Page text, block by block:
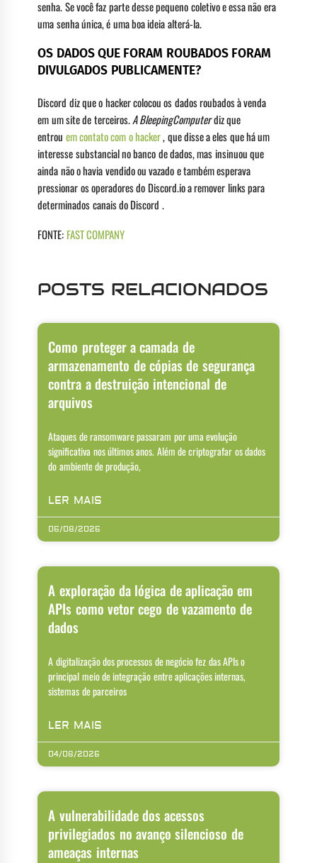
senha. Se você faz parte desse pequeno coletivo e essa não era
uma senha única, é uma boa ideia alterá-la.
OS DADOS QUE FORAM ROUBADOS FORAM
DIVULGADOS PUBLICAMENTE?
Discord diz que o hacker colocou os dados roubados à venda
em um site de terceiros.A BleepingComputerdiz que
entrou em contato com o hacker, que disse a eles que há um
interesse substancial no banco de dados, mas insinuou que
ainda não o havia vendido ou vazado e também esperava
pressionar os operadores do Discord.io a remover links para
determinados canais do Discord .
FONTE: FAST COMPANY
POSTS RELACIONADOS
Como proteger a camada de
armazenamento de cópias de segurança
contra a destruição intencional de
arquivos
Ataques de ransomware passaram por uma evolução
significativa nos últimos anos. Além de criptografar os dados
do ambiente de produção,
LER MAIS
06/08/2026
A exploração da lógica de aplicação em
APIs como vetor cego de vazamento de
dados
A digitalização dos processos de negócio fez das APIs o
principal meio de integração entre aplicações internas,
sistemas de parceiros
LER MAIS
04/08/2026
A vulnerabilidade dos acessos
privilegiados no avanço silencioso de
ameaças internas